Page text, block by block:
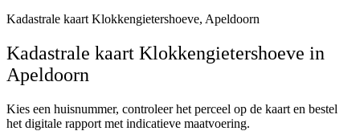
Kadastrale kaart Klokkengietershoeve, Apeldoorn
Kadastrale kaart Klokkengietershoeve in
Apeldoorn
Kies een huisnummer, controleer het perceel op de kaart en bestel
het digitale rapport met indicatieve maatvoering.